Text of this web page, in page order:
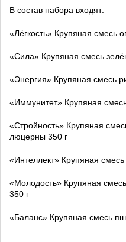
В состав набора входят:
«Лёгкость» Крупяная смесь
«Сила» Крупяная смесь
«Энергия» Крупяная смесь
«Иммунитет» Крупяная
«Стройность» Крупяная
люцерны 350 г
«Интеллект» Крупяная
«Молодость» Крупяная
350 г
«Баланс» Крупяная смесь